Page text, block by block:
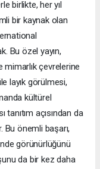
birlikte, her yıl
bir kaynak olan
Bu özel yayın,
çevrelerine
layık görülmesi,
kültürel
açısından da
Bu önemli başarı,
görünürlüğünü
da bir kez daha